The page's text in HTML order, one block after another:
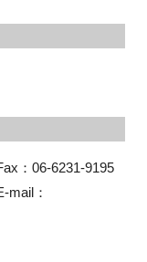
：06-6231-9195
mail：